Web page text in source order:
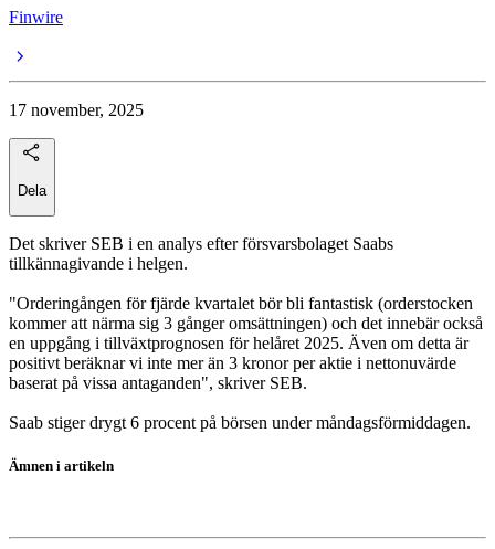
Finwire
17 november, 2025
Dela
Det skriver SEB i en analys efter försvarsbolaget Saabs
tillkännagivande i helgen.
"Orderingången för fjärde kvartalet bör bli fantastisk (orderstocken
kommer att närma sig 3 gånger omsättningen) och det innebär också
en uppgång i tillväxtprognosen för helåret 2025. Även om detta är
positivt beräknar vi inte mer än 3 kronor per aktie i nettonuvärde
baserat på vissa antaganden", skriver SEB.
Saab stiger drygt 6 procent på börsen under måndagsförmiddagen.
Ämnen i artikeln